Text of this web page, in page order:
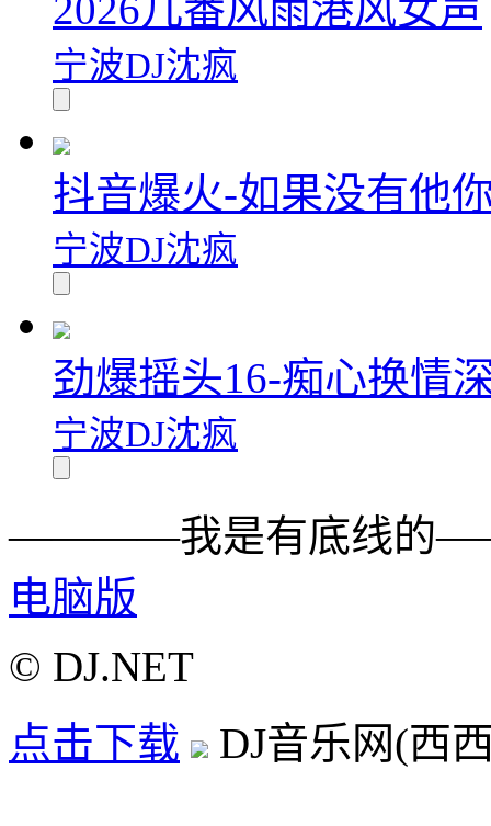
2026几番风雨港风女声
宁波DJ沈疯
抖音爆火-如果没有他
宁波DJ沈疯
劲爆摇头16-痴心换情
宁波DJ沈疯
————我是有底线
电脑版
© DJ.NET
点击下载
DJ音乐网(西